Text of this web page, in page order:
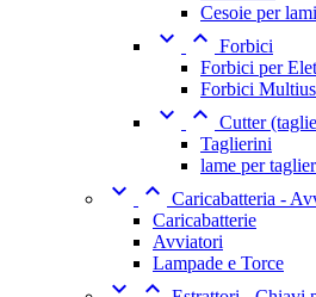
Cesoie per
  Forbici
Forbici per
Forbici
  Cutter
Taglierini
lame per
  Caricabatteria -
Caricabatterie
Avviatori
Lampade e Torce
 